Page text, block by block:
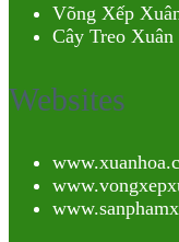
Võng Xếp
Cây Treo Xuân
Websites